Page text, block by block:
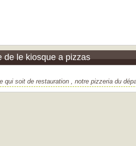
de le kiosque a pizzas
qui soit de restauration , notre pizzeria du